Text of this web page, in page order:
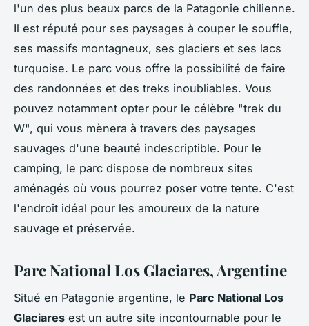
l'un des plus beaux parcs de la Patagonie chilienne.
Il est réputé pour ses paysages à couper le souffle,
ses massifs montagneux, ses glaciers et ses lacs
turquoise. Le parc vous offre la possibilité de faire
des randonnées et des treks inoubliables. Vous
pouvez notamment opter pour le célèbre "trek du
W", qui vous mènera à travers des paysages
sauvages d'une beauté indescriptible. Pour le
camping, le parc dispose de nombreux sites
aménagés où vous pourrez poser votre tente. C'est
l'endroit idéal pour les amoureux de la nature
sauvage et préservée.
Parc National Los Glaciares, Argentine
Situé en Patagonie argentine, le Parc National Los
Glaciares est un autre site incontournable pour le